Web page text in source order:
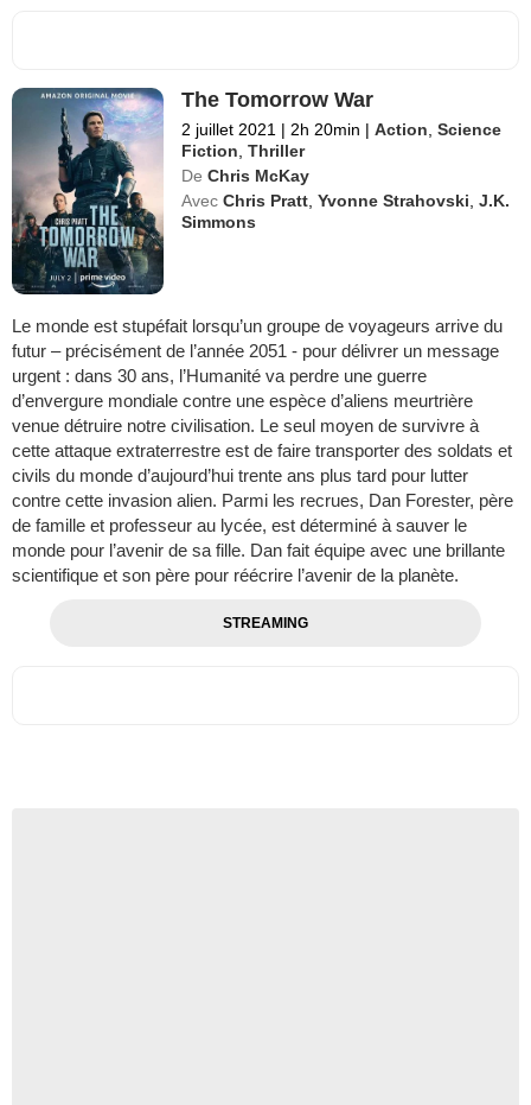
The Tomorrow War
2 juillet 2021 | 2h 20min | Action ,Science
Fiction ,Thriller
De Chris McKay
Avec Chris Pratt ,Yvonne Strahovski ,J.K.
Simmons
Le monde est stupéfait lorsqu’un groupe de voyageurs arrive du
futur – précisément de l’année 2051 - pour délivrer un message
urgent : dans 30 ans, l’Humanité va perdre une guerre
d’envergure mondiale contre une espèce d’aliens meurtrière
venue détruire notre civilisation. Le seul moyen de survivre à
cette attaque extraterrestre est de faire transporter des soldats et
civils du monde d’aujourd’hui trente ans plus tard pour lutter
contre cette invasion alien. Parmi les recrues, Dan Forester, père
de famille et professeur au lycée, est déterminé à sauver le
monde pour l’avenir de sa fille. Dan fait équipe avec une brillante
scientifique et son père pour réécrire l’avenir de la planète.
STREAMING